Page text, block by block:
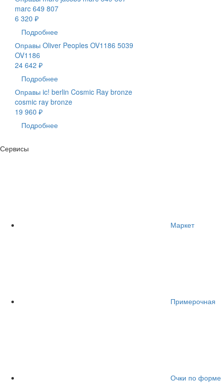
marc 649 807
6 320 ₽
Подробнее
Оправы Oliver Peoples OV1186 5039
OV1186
24 642 ₽
Подробнее
Оправы ic! berlin Cosmic Ray bronze
cosmic ray bronze
19 960 ₽
Подробнее
Сервисы
Маркет
Примерочная
Очки по форме